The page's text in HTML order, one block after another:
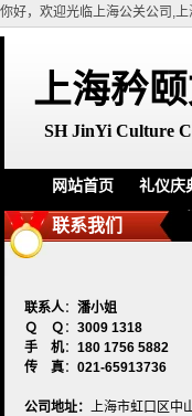
你好，欢迎光临上海公关公司,
上海矜
SHJinYi Culture
网站首页
礼仪庆
联系我们
联系人： 潘小姐
Ｑ Ｑ ： 3009 1318
手 机： 180 1756 5882
传 真： 021-65913736
公司地址： 上海市虹口区中